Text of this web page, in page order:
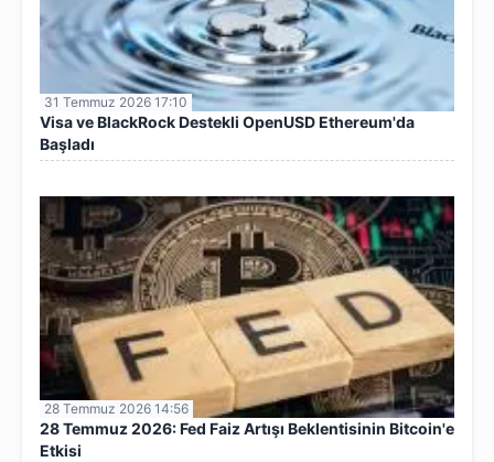
31 Temmuz 2026 17:10
Visa ve BlackRock Destekli OpenUSD Ethereum'da
Başladı
28 Temmuz 2026 14:56
28 Temmuz 2026: Fed Faiz Artışı Beklentisinin Bitcoin'e
Etkisi